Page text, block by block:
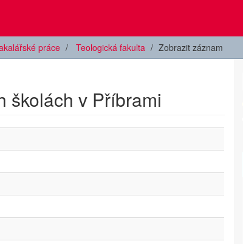
práce Teologická fakulta Zobrazit záznam
školách v Příbrami